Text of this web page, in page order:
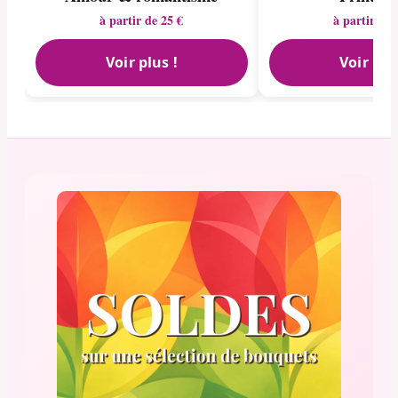
à partir de 25 €
Voir plus !
à partir de
Voir